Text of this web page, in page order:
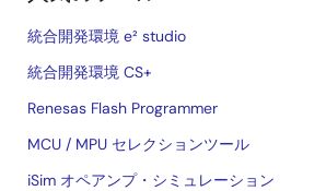
統合開発環境 e² studio
統合開発環境 CS+
Renesas Flash Programmer
MCU / MPU セレクションツール
iSim オペアンプ・シミュレーション